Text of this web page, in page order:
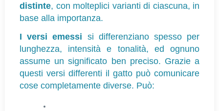
distinte, con molteplici varianti di ciascuna, in
base alla importanza.
I versi emessi si differenziano spesso per
lunghezza, intensità e tonalità, ed ognuno
assume un significato ben preciso. Grazie a
questi versi differenti il gatto può comunicare
cose completamente diverse. Può: